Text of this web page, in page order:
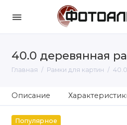
40.0 деревянная
Главная Рамки для картин
Описание
Популярное